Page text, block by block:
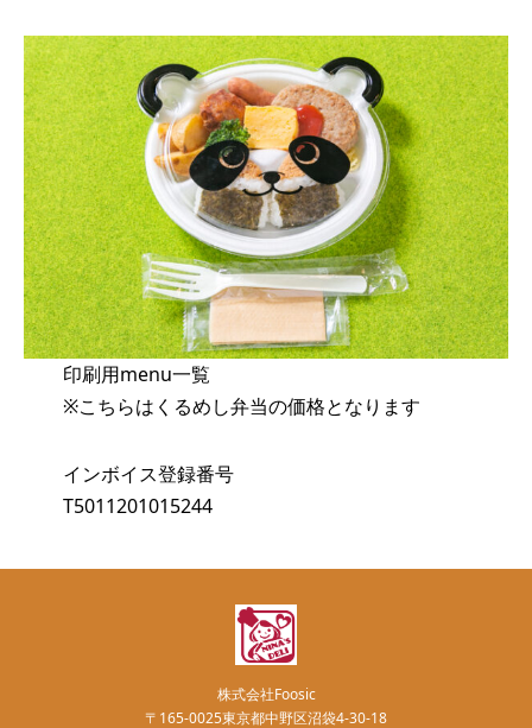
印刷用menu一覧
※こちらはくるめし弁当の価格となります
インボイス登録番号
T5011201015244
株式会社Foosic
〒165-0025東京都中野区沼袋4-30-18